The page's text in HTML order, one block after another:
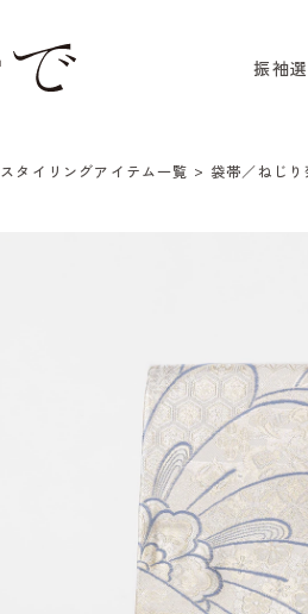
振袖
スタイリングアイテム一覧 袋帯／ねじ